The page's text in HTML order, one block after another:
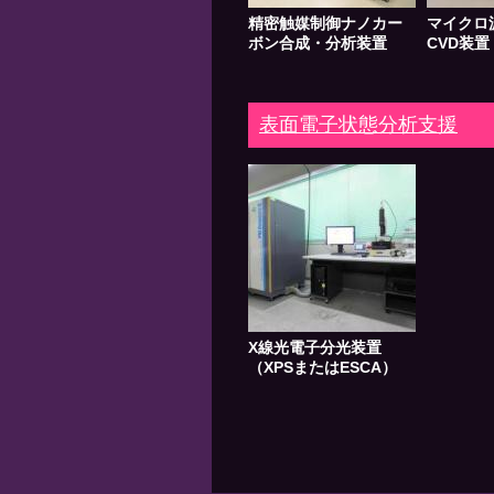
精密触媒制御ナノカー
ボン合成・分析装置
マイクロ
CVD装置
表面電子状態分析支援
X線光電子分光装置
（XPSまたはESCA）